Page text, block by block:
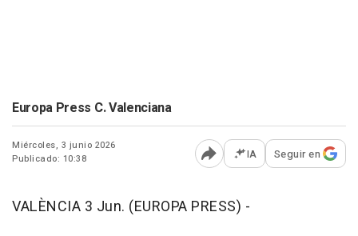
Europa Press C. Valenciana
Miércoles, 3 junio 2026
Publicado: 10:38
Abrir opciones para
IA Seguir en
VALÈNCIA 3 Jun. (EUROPA PRESS) -